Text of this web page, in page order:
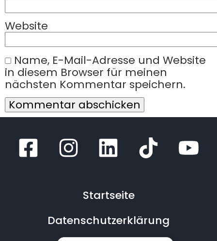
Website
Name, E-Mail-Adresse und Website
in diesem Browser für meinen
nächsten Kommentar speichern.
Startseite
Datenschutzerklärung